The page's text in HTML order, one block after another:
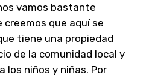
vamos bastante
que aquí se
tiene una propiedad
de la comunidad local y
los niños y niñas. Por